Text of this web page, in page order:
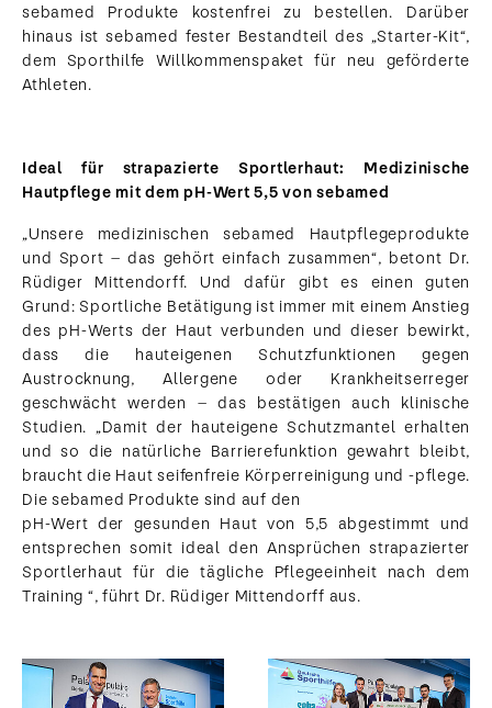
sebamed Produkte kostenfrei zu bestellen. Darüber
hinaus ist sebamed fester Bestandteil des „Starter-Kit“,
dem Sporthilfe Willkommenspaket für neu geförderte
Athleten.
Ideal für strapazierte Sportlerhaut: Medizinische
Hautpflege mit dem pH-Wert 5,5 von sebamed
„Unsere medizinischen sebamed Hautpflegeprodukte
und Sport – das gehört einfach zusammen“, betont Dr.
Rüdiger Mittendorff. Und dafür gibt es einen guten
Grund: Sportliche Betätigung ist immer mit einem Anstieg
des pH-Werts der Haut verbunden und dieser bewirkt,
dass die hauteigenen Schutzfunktionen gegen
Austrocknung, Allergene oder Krankheitserreger
geschwächt werden – das bestätigen auch klinische
Studien. „Damit der hauteigene Schutzmantel erhalten
und so die natürliche Barrierefunktion gewahrt bleibt,
braucht die Haut seifenfreie Körperreinigung und -pflege.
Die sebamed Produkte sind auf den
pH-Wert der gesunden Haut von 5,5 abgestimmt und
entsprechen somit ideal den Ansprüchen strapazierter
Sportlerhaut für die tägliche Pflegeeinheit nach dem
Training “, führt Dr. Rüdiger Mittendorff aus.
Scheckübergabe
sebamed
Dr. Michael Ilgner (l.),
Vorstandsvorsitzender
der Deutschen
Goldenen
Spiortpyramdie am
17.09.2018 in Berlin